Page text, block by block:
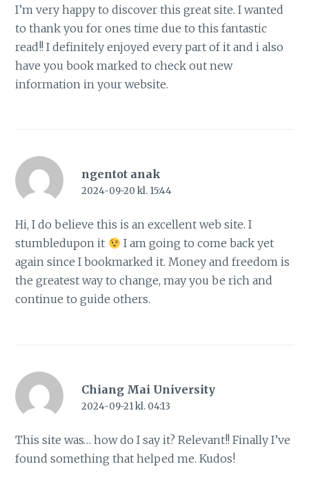
I’m very happy to discover this great site. I wanted
to thank you for ones time due to this fantastic
read!! I definitely enjoyed every part of it and i also
have you book marked to check out new
information in your website.
ngentot anak
2024-09-20 kl. 15:44
Hi, I do believe this is an excellent web site. I
stumbledupon it
I am going to come back yet
again since I bookmarked it. Money and freedom is
the greatest way to change, may you be rich and
continue to guide others.
Chiang Mai University
2024-09-21 kl. 04:13
This site was… how do I say it? Relevant!! Finally I’ve
found something that helped me. Kudos!